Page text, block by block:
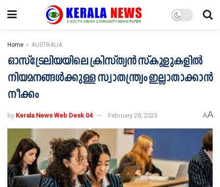
Home AUSTRALIA
ഓസ്ട്രേലിയയിലെ ക്രിസ്ത്യൻ സ്കൂളുകളിൽ
നിയമനങ്ങൾക്കുള്ള സ്വാതന്ത്ര്യം ഇല്ലാതാക്കാൻ
നീക്കം
by Kerala News Web Desk 04 February 28, 2023 AA